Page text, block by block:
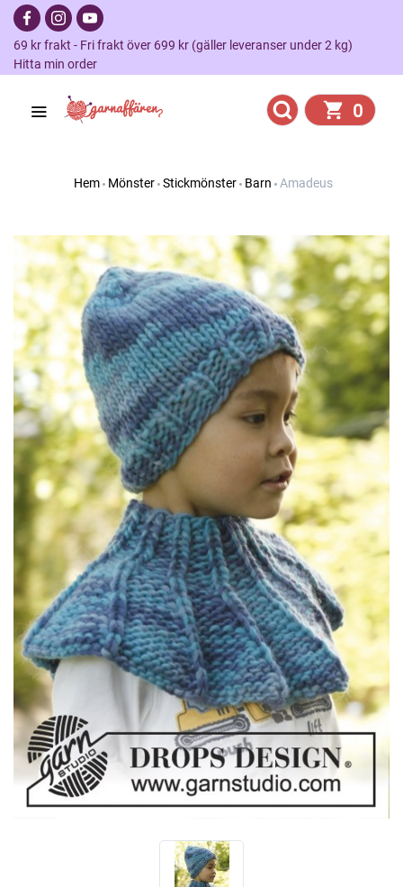
69 kr frakt - Fri frakt över 699 kr (gäller leveranser under 2 kg)
Hitta min order
0
Hem Mönster Stickmönster Barn Amadeus